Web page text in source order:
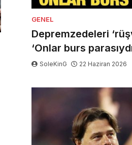
GENEL
Depremzedeleri
‘Onlar burs
SoleKinG 22 Haziran 2026